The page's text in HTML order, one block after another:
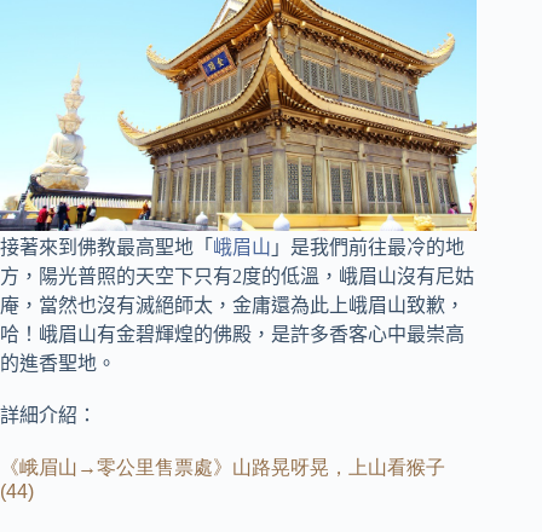
接著來到佛教最高聖地「 峨眉山 」是我們前往最冷的地
方，陽光普照的天空下只有2度的低溫， 峨眉山沒有尼姑
庵，當然也沒有滅絕師太，金庸還為此上峨眉山致歉，
哈！峨眉山有金碧輝煌的佛殿，是許多香客心中最崇高
的進香聖地。
詳細介紹：
《峨眉山→零公里售票處》山路晃呀晃，上山看猴子
(44)